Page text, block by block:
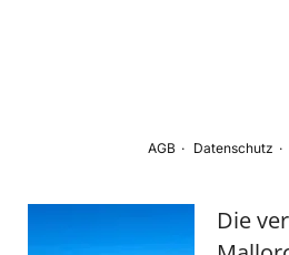
Die